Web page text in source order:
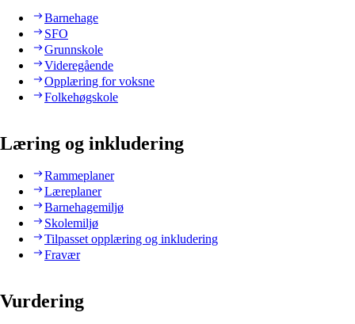
Barnehage
SFO
Grunnskole
Videregående
Opplæring for voksne
Folkehøgskole
Læring og inkludering
Rammeplaner
Læreplaner
Barnehagemiljø
Skolemiljø
Tilpasset opplæring og inkludering
Fravær
Vurdering